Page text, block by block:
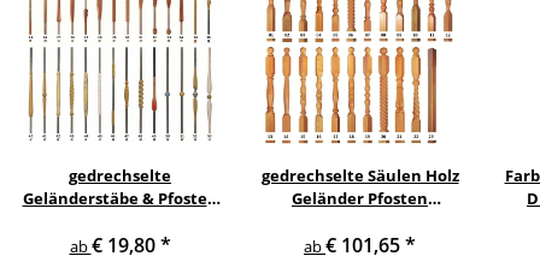
gedrechselte
Geländerstäbe & Pfosten
Treppe Geländer Säule
ab€ 19,80*
gedrechselte Säulen Holz
Geländer Pfosten
Holzpfosten Holzsäulen
ab€ 101,65*